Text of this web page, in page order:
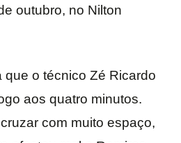
outubro, no Nilton
que o técnico Zé Ricardo
aos quatro minutos.
com muito espaço,